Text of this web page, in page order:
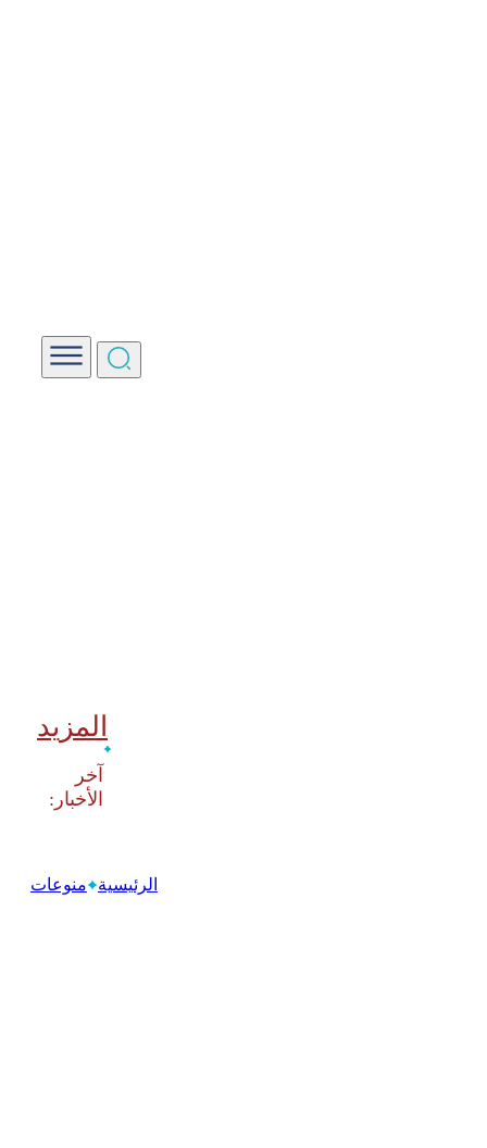
المزيد
‫آخر
الرئيسية منوعات